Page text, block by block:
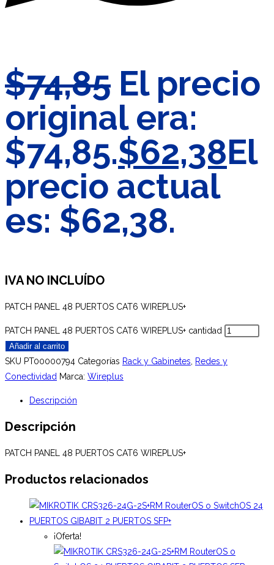
$74,85 El precio
original era:
$74,85.$62,38El
precio actual
es: $62,38.
IVA NO INCLUÍDO
PATCH PANEL 48 PUERTOS CAT6 WIREPLUS+
PATCH PANEL 48 PUERTOS CAT6 WIREPLUS+ cantidad
Añadir al carrito
SKU PT00000794 Categorías Rack y Gabinetes
Redes y
Conectividad Marca: Wireplus
Descripción
Descripción
PATCH PANEL 48 PUERTOS CAT6 WIREPLUS+
Productos relacionados
¡Oferta!